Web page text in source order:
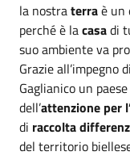
la nostraterraè un
perché è lacasadi
suo ambiente va
Grazie
Gaglianico un
dell’attenzione per
di raccolta
del territorio